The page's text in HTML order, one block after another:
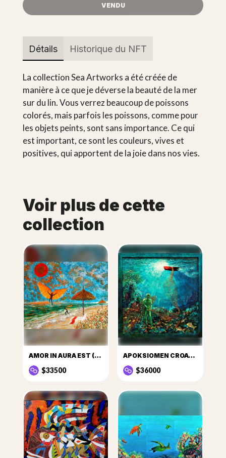
VENDU
Détails Historique du NFT
La collection Sea Artworks a été créée de
manière à ce que je déverse la beauté de la mer
sur du lin. Vous verrez beaucoup de poissons
colorés, mais parfois les poissons, comme pour
les objets peints, sont sans importance. Ce qui
est important, ce sont les couleurs, vives et
positives, qui apportent de la joie dans nos vies.
Voir plus de cette
collection
AMOR IN AURA EST (LOVE IS IN THE AIR)
$33500
APOKSIOMEN CROATICUS
$36000